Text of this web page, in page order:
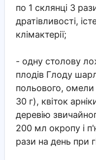
по 1 склянці 3
дратівливості,
клімактерії;
- одну столову
плодів Глоду
польового, омели
30 г), квіток
деревію
200 мл окропу і
рази на день при